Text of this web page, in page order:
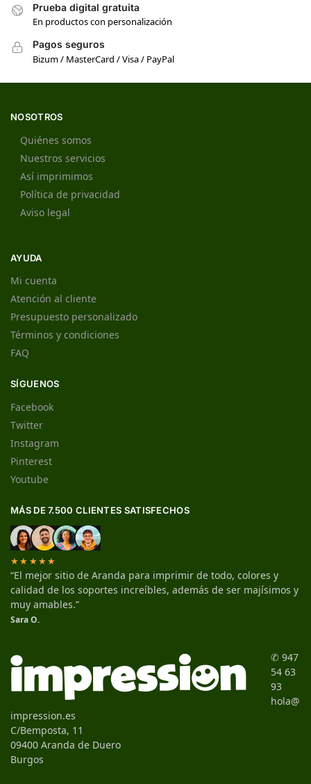
Prueba digital gratuita
En productos con personalización
Pagos seguros
Bizum / MasterCard / Visa / PayPal
NOSOTROS
Quiénes somos
Nuestros servicios
Así imprimimos
Política de privacidad
Aviso legal
AYUDA
Mi cuenta
Atención al cliente
Presupuesto personalizado
Términos y condiciones
FAQ
SÍGUENOS
Facebook
Twitter
Instagram
Pinterest
Youtube
MÁS DE 7.500 CLIENTES SATISFECHOS
★★★★★
“El mejor sitio de Aranda para imprimir de todo, colores y
calidad de los soportes increíbles, además de ser majísimos y
muy amables.”
Sara O.
✆ 947
54 63
93
hola@
impression.es
C/Bemposta, 11
09400 Aranda de Duero
Burgos